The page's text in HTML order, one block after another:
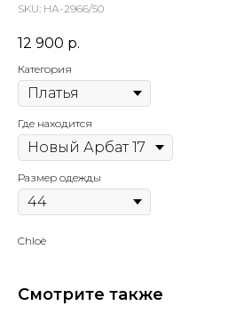
SKU: НА-2966/50
12 900 р.
Категория
Где находится
Размер одежды
Chloè
Смотрите также